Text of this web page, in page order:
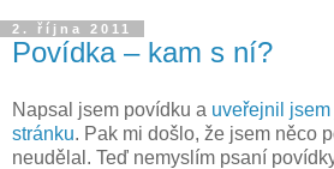
2. října 2011
Povídka – kam s ní?
Napsal jsem povídku a uveřejnil
stránku. Pak mi došlo, že jsem něco
neudělal. Teď nemyslím psaní